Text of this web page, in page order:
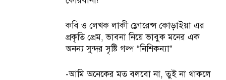
কবি ও লেখক লাকী ফ্লোরেন্স কোড়াইয়া এর
প্রকৃতি প্রেম, ভাবনা নিয়ে ভাবুক মনের এক
অনন্য সুন্দর সৃষ্টি গল্প “নিশিকন্যা”
-আমি অনেকের মত বলবো না, তুই না থাকলে